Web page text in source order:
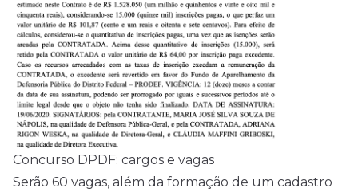
Concurso DPDF: cargos e vagas
Serão 60 vagas, além da formação de um cadastro